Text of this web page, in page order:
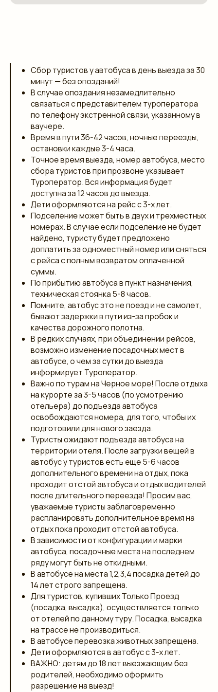
Сбор туристов у автобуса в день выезда за 30
минут — без опозданий!
В случае опоздания незамедлительно
связаться с представителем туроператора
по телефону экстренной связи, указанному в
ваучере.
Время в пути 36-42 часов, ночные переезды,
остановки каждые 3-4 часа.
Точное время выезда, номер автобуса, место
сбора туристов при прозвоне указывает
Туроператор. Вся информация будет
доступна за 12 часов до выезда.
Дети оформляются на рейс с 3-х лет.
Подселение может быть в двух и трехместных
номерах. В случае если подселение не будет
найдено, туристу будет предложено
доплатить за одноместный номер или сняться
с рейса с полным возвратом оплаченной
суммы.
По прибытию автобуса в пункт назначения,
техническая стоянка 5-8 часов.
Помните, автобус это не поезд и не самолет,
бывают задержки в пути из-за пробок и
качества дорожного полотна.
В редких случаях, при объединении рейсов,
возможно изменение посадочных мест в
автобусе, о чем за сутки до выезда
информирует Туроператор.
Важно по турам на Черное море! После отдыха
на курорте за 3-5 часов (по усмотрению
отельера) до подъезда автобуса
освобождаются номера, для того, чтобы их
подготовили для нового заезда.
Туристы ожидают подъезда автобуса на
территории отеля. После загрузки вещей в
автобус у туристов есть еще 5-6 часов
дополнительного времени на отдых, пока
проходит отстой автобуса и отдых водителей
после длительного переезда! Просим вас,
уважаемые туристы заблаговременно
распланировать дополнительное время на
отдых пока проходит отстой автобуса.
В зависимости от конфигурации и марки
автобуса, посадочные места на последнем
ряду могут быть не откидными.
В автобусе на места 1,2,3,4 посадка детей до
14 лет строго запрещена.
Для туристов, купивших Только Проезд
(посадка, высадка), осуществляется только
от отелей по данному туру. Посадка, высадка
на трассе не производиться.
В автобусе перевозка животных запрещена.
Дети оформляются в автобус с 3-х лет.
ВАЖНО: детям до 18 лет выезжающим без
родителей, необходимо оформить
разрешение на выезд!